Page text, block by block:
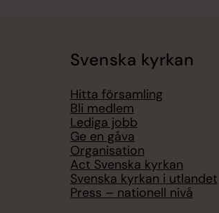
Svenska kyrkan
Hitta församling
Bli medlem
Lediga jobb
Ge en gåva
Organisation
Act Svenska kyrkan
Svenska kyrkan i utlandet
Press – nationell nivå